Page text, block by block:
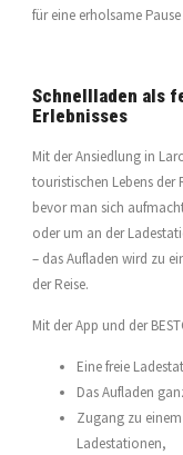
für eine erholsame
Schnellladen als
Erlebnisses
Mit der Ansiedlung in
touristischen Lebens der
bevor man sich
oder um an der
– das Aufladen wird zu
der Reise.
Mit der App und der
Eine freie
Das Aufladen
Zugang zu
Ladestationen,